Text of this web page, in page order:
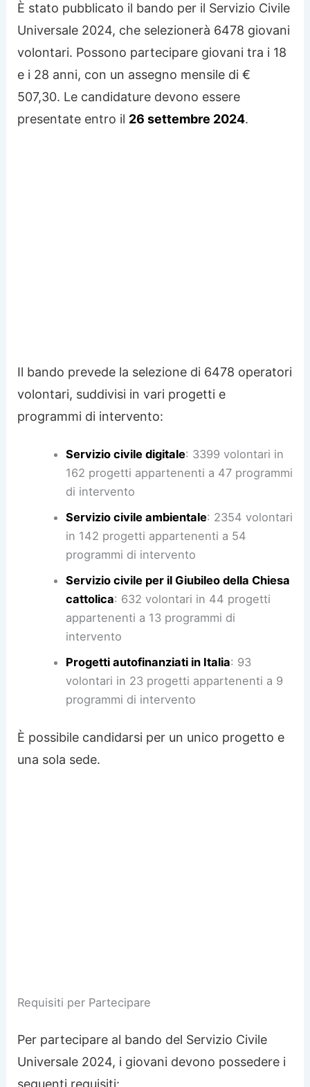
È stato pubblicato il bando per il Servizio Civile
Universale 2024, che selezionerà 6478 giovani
volontari. Possono partecipare giovani tra i 18
e i 28 anni, con un assegno mensile di €
507,30. Le candidature devono essere
presentate entro il 26 settembre 2024.
Il bando prevede la selezione di 6478 operatori
volontari, suddivisi in vari progetti e
programmi di intervento:
Servizio civile digitale: 3399 volontari in
162 progetti appartenenti a 47 programmi
di intervento
Servizio civile ambientale: 2354 volontari
in 142 progetti appartenenti a 54
programmi di intervento
Servizio civile per il Giubileo della Chiesa
cattolica: 632 volontari in 44 progetti
appartenenti a 13 programmi di
intervento
Progetti autofinanziati in Italia: 93
volontari in 23 progetti appartenenti a 9
programmi di intervento
È possibile candidarsi per un unico progetto e
una sola sede.
Requisiti per Partecipare
Per partecipare al bando del Servizio Civile
Universale 2024, i giovani devono possedere i